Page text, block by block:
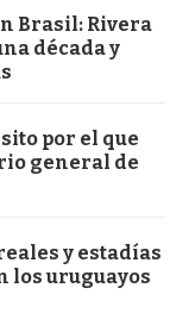
Brasil: Rivera
década y
por el que
general de
y estadías
los uruguayos